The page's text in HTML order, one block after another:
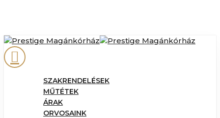
content
phone
SZAKRENDELÉSEK
MŰTÉTEK
ÁRAK
ORVOSAINK